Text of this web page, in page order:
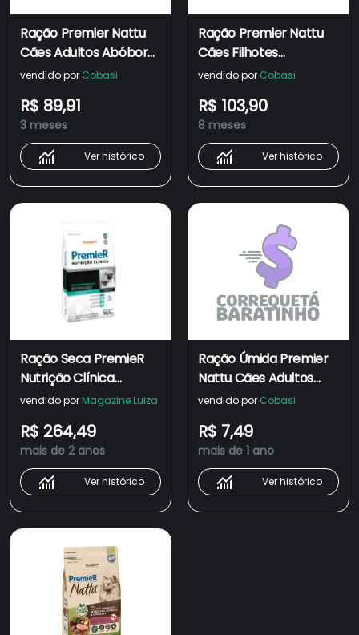
Ração Premier Nattu
Cães Adultos Abóbora
Pequeno Porte
vendido por Cobasi
R$ 89,91
3 meses
Ver histórico
Ração Premier Nattu
Cães Filhotes
Mandioca Pequeno
vendido por Cobasi
R$ 103,90
8 meses
Ver histórico
Ração Seca PremieR
Nutrição Clínica
Hipoalergênico
Mandioca para Cães
Adultos e Filhotes
Porte Pequeno
vendido por Magazine Luiza
R$ 264,49
mais de 2 anos
Ver histórico
Ração Úmida Premier
Nattu Cães Adultos
Porte Pequeno Frango
vendido por Cobasi
R$ 7,49
mais de 1 ano
Ver histórico